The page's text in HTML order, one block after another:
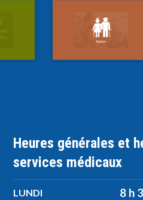
Heures générales et
services médicaux
LUNDI 8 h